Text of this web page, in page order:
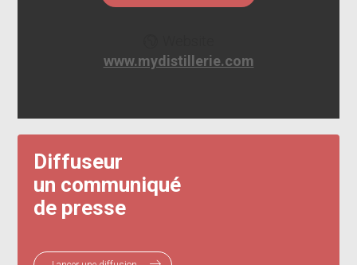
www.mydistillerie.com
Diffuseur
un communiqué
de presse